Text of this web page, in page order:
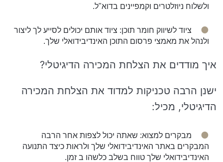
ולשלוח ניוזלטרים וקמפיינים בדוא"ל.
ציוד לשיווק חומר תוכן: ציוד אותם יכולים לסייע לך ליצור
ולנהל את מאמצי פרסום התוכן האינדיבידואלי שלך.
איך מודדים את הצלחת המכירה הדיגיטלי?
ישנן הרבה טכניקות למדוד את הצלחת המכירה
הדיגיטלי, מכיל:
מבקרים למצוא: שאתה יכול לצפות אחר הרבה
המבקרים באתר האינדיבידואלי שלך ולראות כיצד התנועה
האינדיבידואלי שלך טווח בשלב כלשהו ב זמן.